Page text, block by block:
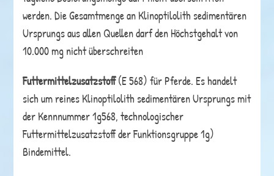
werden. Die Gesamtmenge an Klinoptilolith sedimentären
Ursprungs aus allen Quellen darf den Höchstgehalt von
10.000 mg nicht überschreiten
Futtermittelzusatzstoff(E 568) für Pferde. Es handelt
sich um reines Klinoptilolith sedimentären Ursprungs mit
der Kennnummer 1g568, technologischer
Futtermittelzusatzstoff der Funktionsgruppe 1g)
Bindemittel.